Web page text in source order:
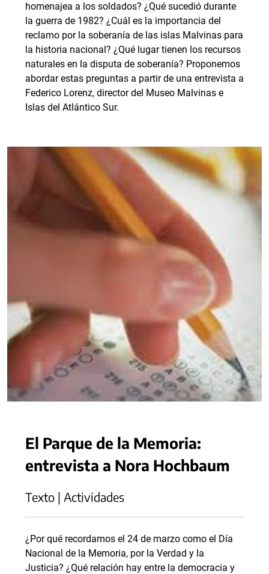
homenajea a los soldados? ¿Qué sucedió durante
la guerra de 1982? ¿Cuál es la importancia del
reclamo por la soberanía de las islas Malvinas para
la historia nacional? ¿Qué lugar tienen los recursos
naturales en la disputa de soberanía? Proponemos
abordar estas preguntas a partir de una entrevista a
Federico Lorenz, director del Museo Malvinas e
Islas del Atlántico Sur.
El Parque de la Memoria:
entrevista a Nora Hochbaum
Texto | Actividades
¿Por qué recordamos el 24 de marzo como el Día
Nacional de la Memoria, por la Verdad y la
Justicia? ¿Qué relación hay entre la democracia y